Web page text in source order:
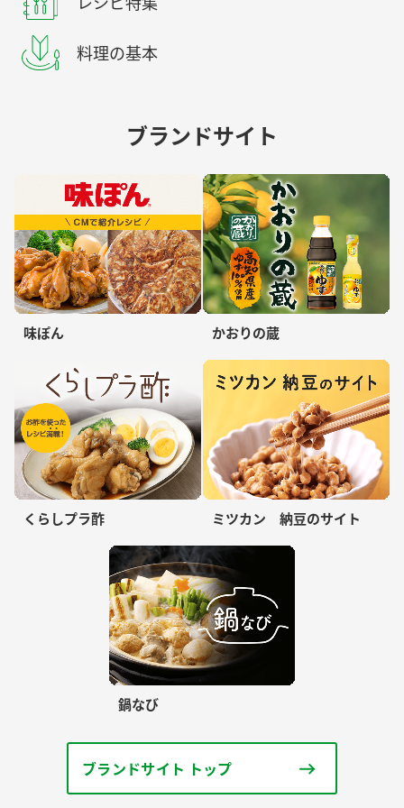
料理の基本
ブランドサイト
味ぽん かおりの蔵
くらしプラ酢 ミツカン 納豆のサイト
鍋なび
ブランドサイト トップ